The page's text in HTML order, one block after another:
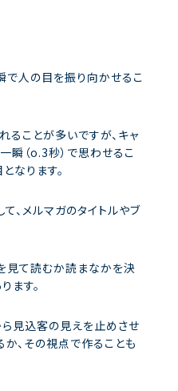
で人の目を振り向かせるこ
ることが多いですが、キャ
瞬（o.3秒）で思わせるこ
なります。
、メルマガのタイトルやブ
見て読むか読まなかを決
ます。
見込客の見えを止めさせ
、その視点で作ることも